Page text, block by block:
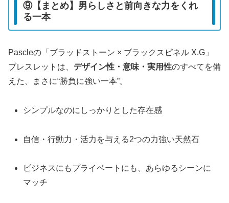
⑨【まとめ】男らしさと前向きな力をくれ
る一本
Pascleの「ブラッドストーン × ブラックスピネル X.G」
ブレスレットは、 デザイン性・意味・実用性のすべてを備
えた、まさに“勝負に強い一本”。
シンプルなのにしっかりとした存在感
自信・行動力・活力を与える2つの力強い天然石
ビジネスにもプライベートにも、あらゆるシーンに
マッチ